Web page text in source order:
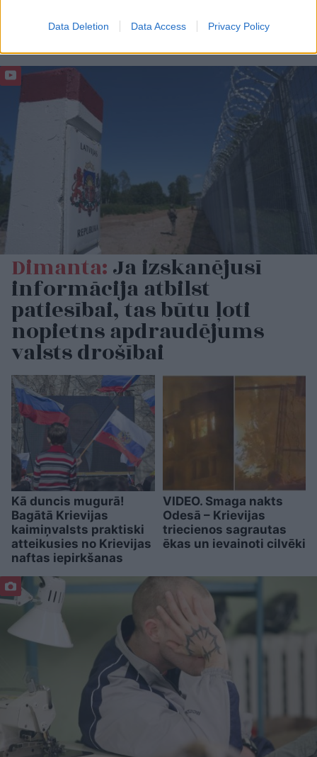
Data Deletion Data Access Privacy Policy
Dimanta:Ja izskanējusī
informācija atbilst
patiesībai, tas būtu ļoti
nopietns apdraudējums
valsts drošībai
Kā duncis mugurā!
Bagātā Krievijas
kaimiņvalsts praktiski
atteikusies no Krievijas
naftas iepirkšanas
VIDEO. Smaga nakts
Odesā – Krievijas
triecienos sagrautas
ēkas un ievainoti cilvēki